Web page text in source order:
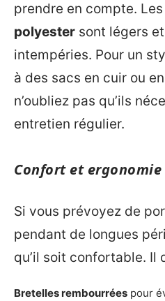
prendre en compte.
polyester sont légers
intempéries. Pour un
à des sacs en cuir ou
n’oubliez pas qu’ils
entretien régulier.
Confort et ergonomie
Si vous prévoyez de
pendant de longues
qu’il soit confortable. Il
Bretelles rembourrées pour